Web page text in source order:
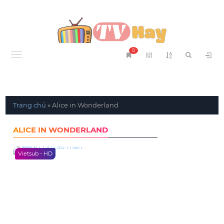
Menu
0
Trang chủ »Alice in Wonderland
ALICE IN WONDERLAND
Vietsub - HD